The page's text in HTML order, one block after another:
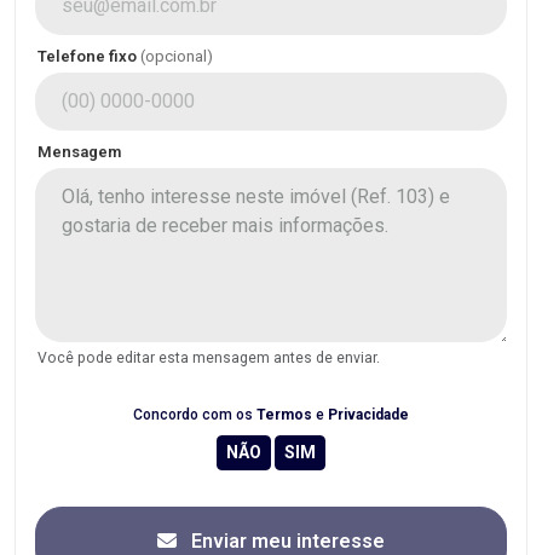
Telefone fixo (opcional)
Mensagem
Você pode editar esta mensagem antes de enviar.
Concordo com os Termos e Privacidade
Enviar meu interesse